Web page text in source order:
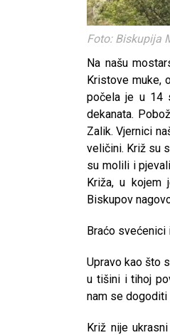
Foto: Biskupija
Na našu
Kristove muke,
počela je u 14
dekanata.
Zalik. Vjernici
veličini. Križ su
su molili i
Križa, u kojem
Biskupov
Braćo
Upravo kao što
u tišini i tihoj
nam se dogoditi
Križ nije